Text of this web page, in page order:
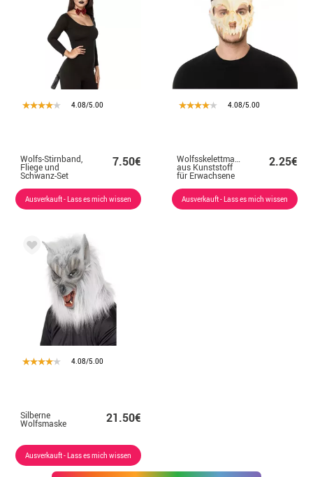
4.08/5.00
Wolfs-Stirnband,
Fliege und
Schwanz-Set
7.50€
Ausverkauft - Lass es mich wissen
4.08/5.00
Wolfsskelettmaske
aus Kunststoff
für Erwachsene
2.25€
Ausverkauft - Lass es mich wissen
4.08/5.00
Silberne
Wolfsmaske 21.50€
Ausverkauft - Lass es mich wissen